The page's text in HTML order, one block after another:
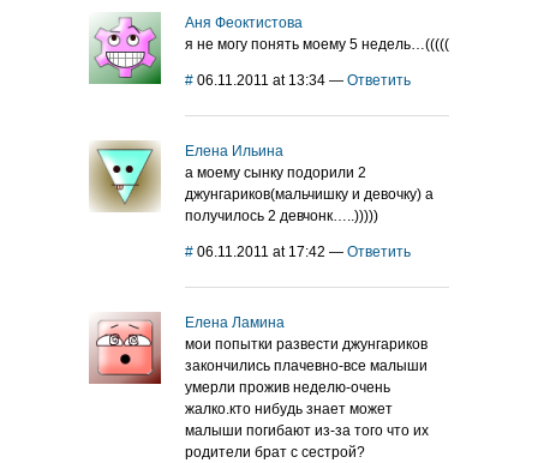
Аня Феоктистова
я не могу понять моему 5 недель…(((((
# 06.11.2011 at 13:34 — Ответить
Елена Ильина
а моему сынку подорили 2
джунгариков(мальчишку и девочку) а
получилось 2 девчонк…..)))))
# 06.11.2011 at 17:42 — Ответить
Елена Ламина
мои попытки развести джунгариков
закончились плачевно-все малыши
умерли прожив неделю-очень
жалко.кто нибудь знает может
малыши погибают из-за того что их
родители брат с сестрой?